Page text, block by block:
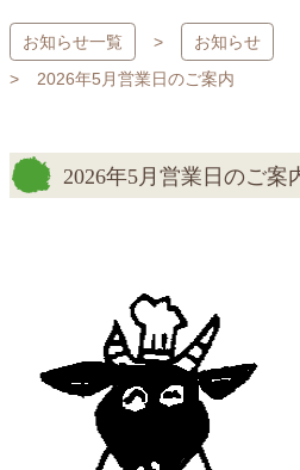
コ
ン
テ
本
文
へ
お知らせ一覧
お知らせ
2026年5月営業日のご案内
2026年5月営業日のご案